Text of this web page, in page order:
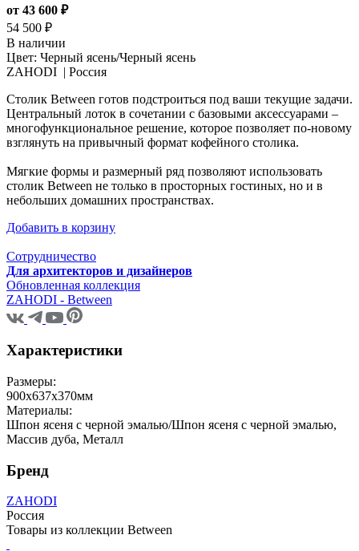
от 43 600 ₽
54 500 ₽
В наличии
Цвет: Черный ясень/Черный ясень
ZAHODI | Россия
Столик Between готов подстроиться под ваши текущие задачи.
Центральный лоток в сочетании с базовыми аксессуарами –
многофункциональное решение, которое позволяет по-новому
взглянуть на привычный формат кофейного столика.
Мягкие формы и размерный ряд позволяют использовать
столик Between не только в просторных гостиных, но и в
небольших домашних пространствах.
Добавить в корзину
Сотрудничество
Для архитекторов и дизайнеров
Обновленная коллекция
ZAHODI - Between
Характеристики
Размеры:
900х637х370мм
Материалы:
Шпон ясеня с черной эмалью/Шпон ясеня с черной эмалью,
Массив дуба, Металл
Бренд
ZAHODI
Россия
Товары из коллекции Between